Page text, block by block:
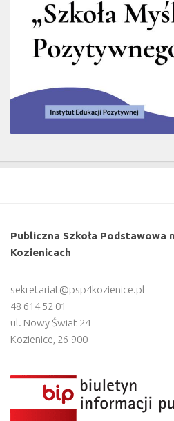
Publiczna Szkoła Podstawowa
Kozienicach
sekretariat@psp4kozienice.pl
48 614 52 01
ul. Nowy Świat 24
Kozienice 26-900